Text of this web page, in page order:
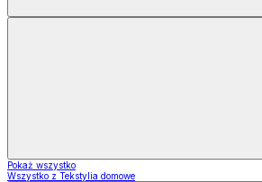
Pokaż wszystko
Wszystko z Tekstylia domowe